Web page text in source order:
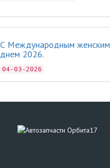
С Международным женским
днем 2026.
04-03-2026